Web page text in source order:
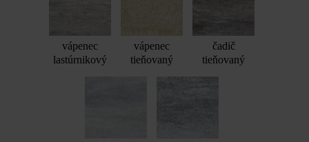
vápenec
lastúrnikový
vápenec
tieňovaný
čadič
tieňovaný